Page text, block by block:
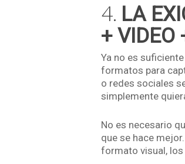
4. LA
+ VIDEO
Ya no es
formatos para
o redes sociales
simplemente
No es necesario
que se hace
formato visual, los